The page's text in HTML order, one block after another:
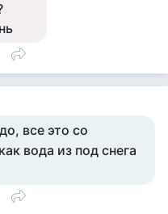
все это со
вода из под снега